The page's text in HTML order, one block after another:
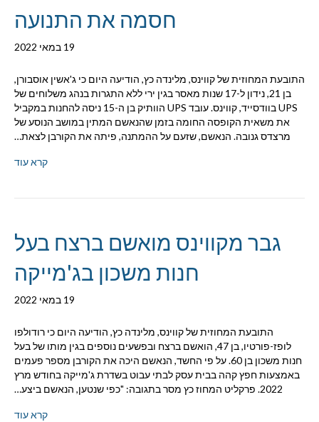
חסמה את התנועה
19 במאי 2022
התובעת המחוזית של קווינס, מלינדה כץ, הודיעה היום כי ג'אשין אוסבורן,
בן 21, נידון ל-17 שנות מאסר בגין ירי ללא התגרות בנהג משלוחים של
UPS בוודסייד, קווינס. עובד UPS הוותיק בן ה-15 ניסה להחנות במקביל
את משאית הקופסה החומה בזמן שהנאשם המתין במושב הנוסע של
מרצדס גנובה. הנאשם, שזעם על ההמתנה, פיתה את הקורבן לצאת…
קרא עוד
גבר מקווינס מואשם ברצח בעל
חנות משכון בג'מייקה
19 במאי 2022
התובעת המחוזית של קווינס, מלינדה כץ, הודיעה היום כי רודולפו
לופז-פורטיו, בן 47, הואשם ברצח ובפשעים נוספים בגין מותו של בעל
חנות משכון בן 60. על פי החשד, הנאשם היכה את הקורבן מספר פעמים
באמצעות חפץ קהה בבית עסק לבתי עבוט בשדרת ג'מייקה בחודש מרץ
2022. פרקליט המחוז כץ מסר בתגובה: "כפי שנטען, הנאשם ביצע…
קרא עוד